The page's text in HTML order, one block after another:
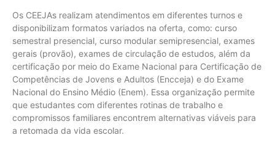
Os CEEJAs realizam atendimentos em diferentes turnos e
disponibilizam formatos variados na oferta, como: curso
semestral presencial, curso modular semipresencial, exames
gerais (provão), exames de circulação de estudos, além da
certificação por meio do Exame Nacional para Certificação de
Competências de Jovens e Adultos (Encceja) e do Exame
Nacional do Ensino Médio (Enem). Essa organização permite
que estudantes com diferentes rotinas de trabalho e
compromissos familiares encontrem alternativas viáveis para
a retomada da vida escolar.